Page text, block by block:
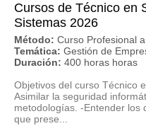
Cursos de Técnico en
Sistemas 2026
Método: Curso Profesional
Temática: Gestión de
Duración: 400 horas horas
Objetivos del curso Técnico
Asimilar la seguridad
metodologías. -Entender los
que prese...